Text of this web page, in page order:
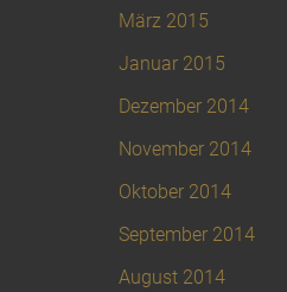
März 2015
Januar 2015
Dezember 2014
November 2014
Oktober 2014
September 2014
August 2014